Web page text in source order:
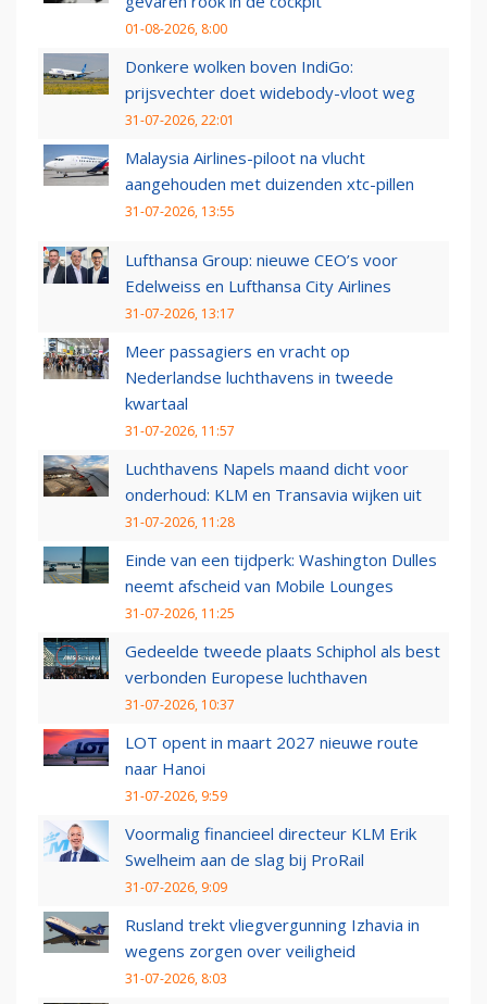
01-08-2026, 8:00
Donkere wolken boven IndiGo:
prijsvechter doet widebody-vloot weg
31-07-2026, 22:01
Malaysia Airlines-piloot na vlucht
aangehouden met duizenden xtc-pillen
31-07-2026, 13:55
Lufthansa Group: nieuwe CEO’s voor
Edelweiss en Lufthansa City Airlines
31-07-2026, 13:17
Meer passagiers en vracht op
Nederlandse luchthavens in tweede
kwartaal
31-07-2026, 11:57
Luchthavens Napels maand dicht voor
onderhoud: KLM en Transavia wijken uit
31-07-2026, 11:28
Einde van een tijdperk: Washington Dulles
neemt afscheid van Mobile Lounges
31-07-2026, 11:25
Gedeelde tweede plaats Schiphol als best
verbonden Europese luchthaven
31-07-2026, 10:37
LOT opent in maart 2027 nieuwe route
naar Hanoi
31-07-2026, 9:59
Voormalig financieel directeur KLM Erik
Swelheim aan de slag bij ProRail
31-07-2026, 9:09
Rusland trekt vliegvergunning Izhavia in
wegens zorgen over veiligheid
31-07-2026, 8:03